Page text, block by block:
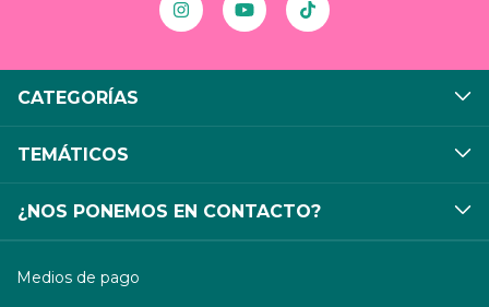
CATEGORÍAS
TEMÁTICOS
¿NOS PONEMOS EN CONTACTO?
Medios de pago